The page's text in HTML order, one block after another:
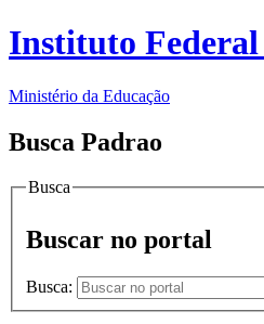
Instituto Federal
Ministério da Educação
Busca Padrao
Busca
Buscar no portal
Busca: